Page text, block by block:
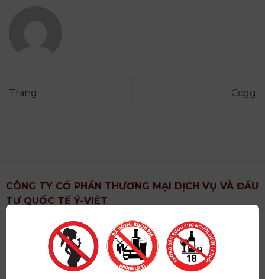
Trang Ccgg
CÔNG TY CỔ PHẦN THƯƠNG MẠI DỊCH VỤ VÀ ĐẦU
TƯ QUỐC TẾ Ý-VIỆT
: Khu 6, Xã Hoài Đức, Thành Phố Hà Nội
Showroom: Số 09 Phố Liễu Giai, Phường Ngọc Hà,
Thành Phố Hà Nội
Giấy ĐKKD số: 0102751615 do Sở Tài Chính Thành